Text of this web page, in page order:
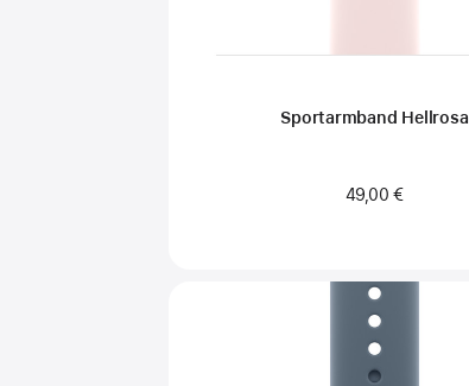
Sportarmband Hellrosa
49,00 €